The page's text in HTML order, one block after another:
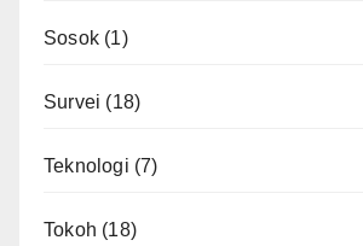
Sosok (1)
Survei (18)
Teknologi (7)
Tokoh (18)